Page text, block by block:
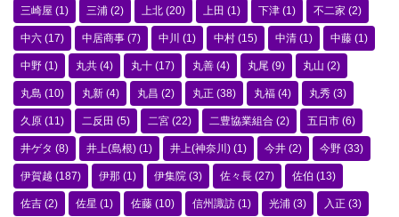
三崎屋 (1) 三浦 (2) 上北 (20) 上田 (1) 下津 (1) 不二家 (2)
中六 (17) 中居商事 (7) 中川 (1) 中村 (15) 中清 (1) 中藤 (1)
中野 (1) 丸共 (4) 丸十 (17) 丸善 (4) 丸尾 (9) 丸山 (2)
丸島 (10) 丸新 (4) 丸昌 (2) 丸正 (38) 丸福 (4) 丸秀 (3)
久原 (11) 二反田 (5) 二宮 (22) 二豊協業組合 (2) 五日市 (6)
井ゲタ (8) 井上(島根) (1) 井上(神奈川) (1) 今井 (2) 今野 (33)
伊賀越 (187) 伊那 (1) 伊集院 (3) 佐々長 (27) 佐伯 (13)
佐吉 (2) 佐星 (1) 佐藤 (10) 信州諏訪 (1) 光浦 (3) 入正 (3)